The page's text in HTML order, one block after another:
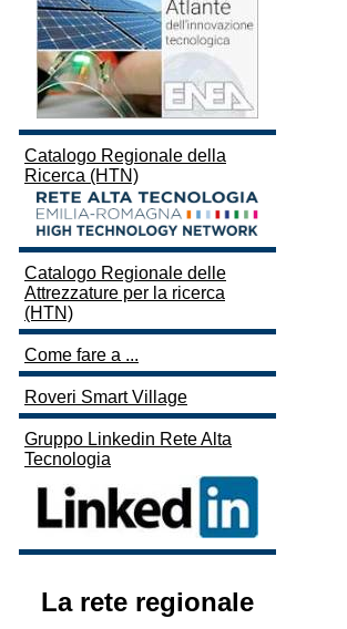
Catalogo Regionale della
Ricerca (HTN)
Catalogo Regionale delle
Attrezzature per la ricerca
(HTN)
Come fare a ...
Roveri Smart Village
Gruppo Linkedin Rete Alta
Tecnologia
La rete regionale